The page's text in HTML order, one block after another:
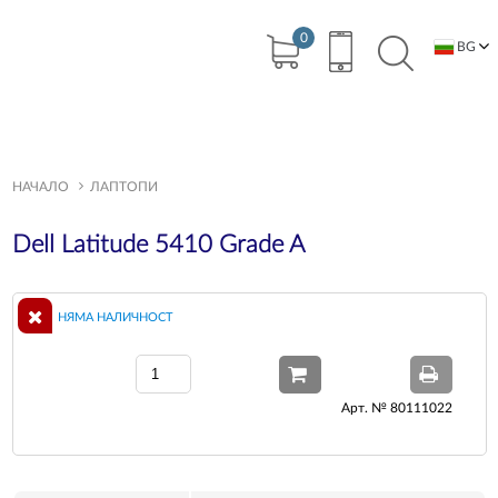
0
BG
НАЧАЛО ЛАПТОПИ
Dell Latitude 5410 Grade A
НЯМА НАЛИЧНОСТ
Арт. № 80111022